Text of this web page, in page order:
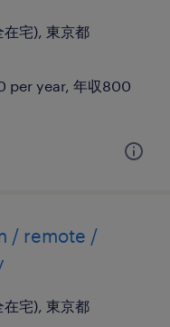
宅), 東京都
year, 年収800
/ remote /
宅), 東京都